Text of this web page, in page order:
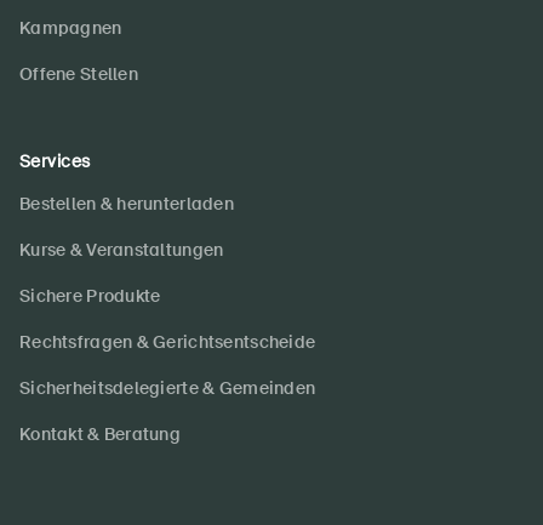
Kampagnen
Offene Stellen
Services
Bestellen & herunterladen
Kurse & Veranstaltungen
Sichere Produkte
Rechtsfragen & Gerichtsentscheide
Sicherheitsdelegierte & Gemeinden
Kontakt & Beratung